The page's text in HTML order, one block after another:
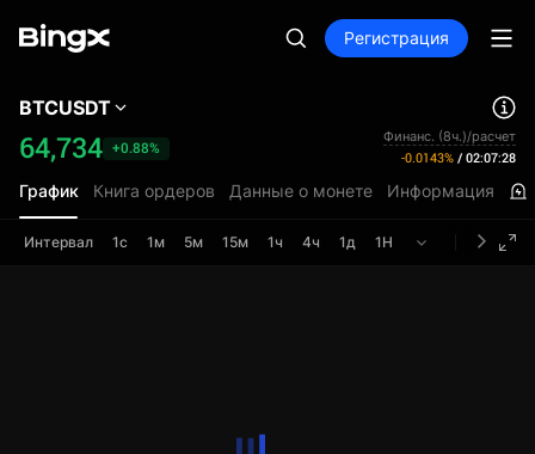
Регистрация
BTCUSDT
64,734 +0.88%
Финанс. (8ч.)/расчет
-0.0143% / 02:07:28
График Книга ордеров Данные о монете Информация
Интервал 1с 1м 5м 15м 1ч 4ч 1д 1Н